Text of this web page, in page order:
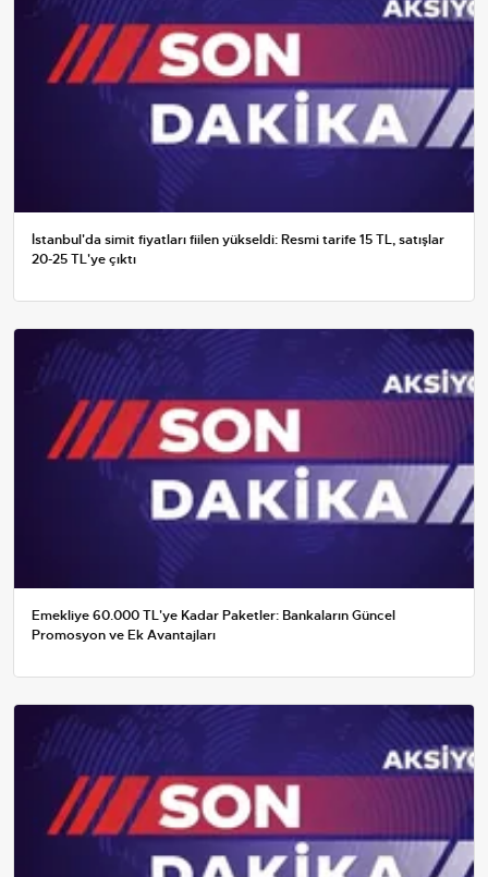
İstanbul'da simit fiyatları fiilen yükseldi: Resmi tarife 15 TL, satışlar
20-25 TL'ye çıktı
Emekliye 60.000 TL'ye Kadar Paketler: Bankaların Güncel
Promosyon ve Ek Avantajları